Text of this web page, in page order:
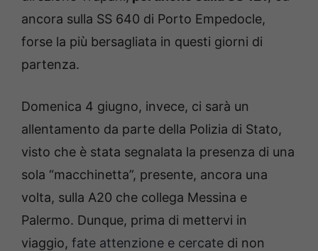
ancora sulla SS 640 di Porto Empedocle,
forse la più bersagliata in questi giorni di
partenza.
Domenica 4 giugno, invece, ci sarà un
allentamento da parte della Polizia di Stato,
visto che è stata segnalata la presenza di una
sola “macchinetta”, presente, ancora una
volta, sulla A20 che collega Messina e
Palermo. Dunque, prima di mettervi in
viaggio, fate attenzione e cercate di non